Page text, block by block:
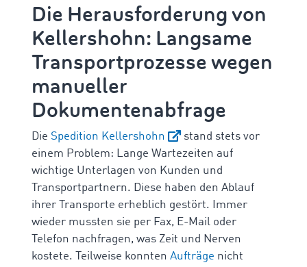
Die Herausforderung von
Kellershohn: Langsame
Transportprozesse wegen
manueller
Dokumentenabfrage
Die Spedition Kellershohn
stand stets vor
einem Problem: Lange Wartezeiten auf
wichtige Unterlagen von Kunden und
Transportpartnern. Diese haben den Ablauf
ihrer Transporte erheblich gestört. Immer
wieder mussten sie per Fax, E-Mail oder
Telefon nachfragen, was Zeit und Nerven
kostete. Teilweise konnten Aufträge nicht